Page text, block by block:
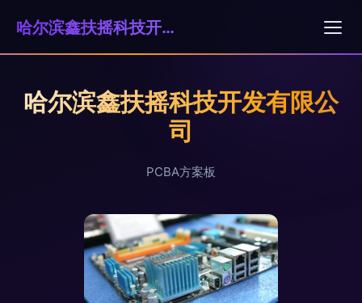
哈尔滨鑫扶摇科技开发有限公司
哈尔滨鑫扶摇科技开发有限公
司
PCBA方案板